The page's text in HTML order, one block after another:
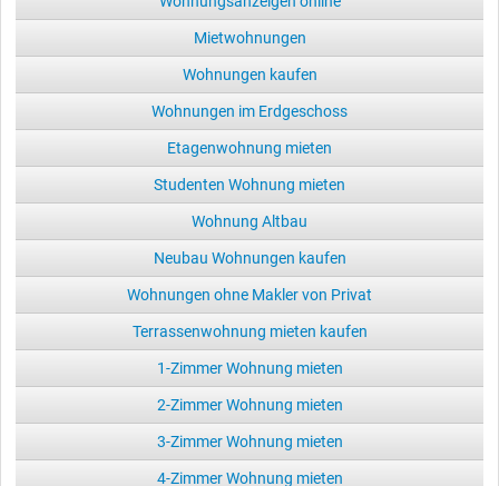
Mietwohnungen
Wohnungen kaufen
Wohnungen im Erdgeschoss
Etagenwohnung mieten
Studenten Wohnung mieten
Wohnung Altbau
Neubau Wohnungen kaufen
Wohnungen ohne Makler von Privat
Terrassenwohnung mieten kaufen
1-Zimmer Wohnung mieten
2-Zimmer Wohnung mieten
3-Zimmer Wohnung mieten
4-Zimmer Wohnung mieten